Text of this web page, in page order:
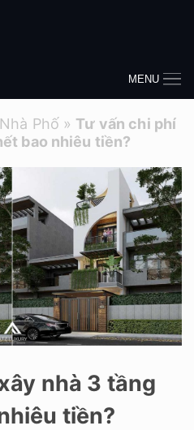
MENU
Phố » Tư vấn chi phí
bao nhiêu tiền?
nhà 3 tầng
tiền?